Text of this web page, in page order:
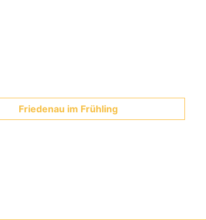
Friedenau im Frühling